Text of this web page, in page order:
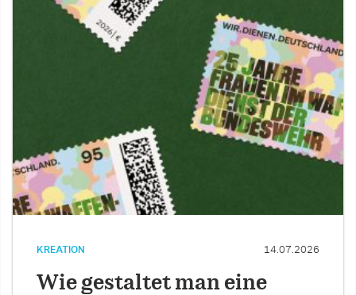
KREATION 14.07.2026
Wie gestaltet man eine